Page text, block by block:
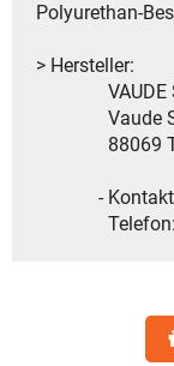
Polyurethan-
> Hersteller:
VAUDE
Vaude
88069
-
Telefon: